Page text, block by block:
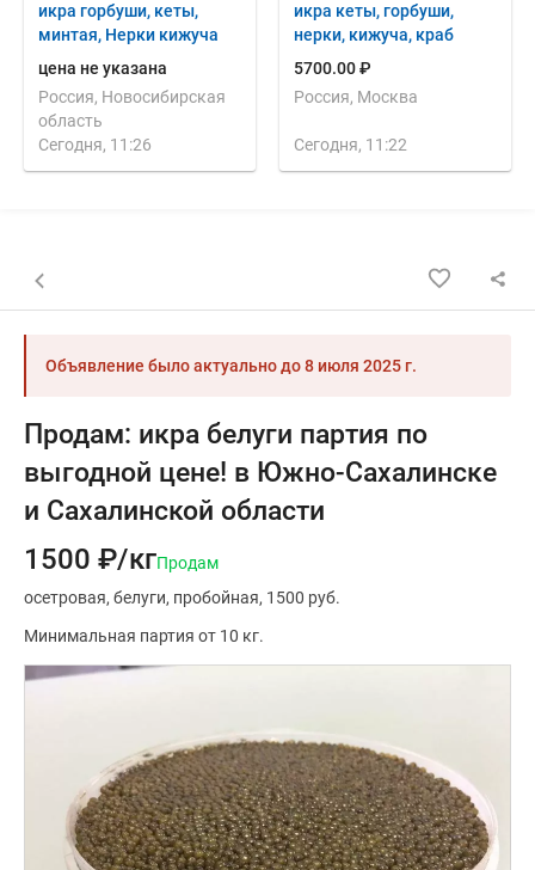
икра горбуши, кеты,
минтая, Нерки кижуча
цена не указана
Россия, Новосибирская
область
Сегодня, 11:26
икра кеты, горбуши,
нерки, кижуча, краб
5700.00 ₽
Россия, Москва
Сегодня, 11:22
Назад к списку объявлений
Объявление было актуально до8 июля 2025 г.
Продам: икра белуги партия по
выгодной цене! в Южно-Сахалинске
и Сахалинской области
1500 ₽/кгПродам
осетровая белуги пробойная 1500 руб.
Минимальная партия от 10 кг.